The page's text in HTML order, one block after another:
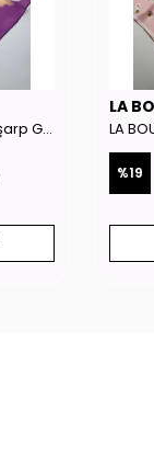
LA BOUTİQUE Güz Eşarp GYSE262908
LA
%19